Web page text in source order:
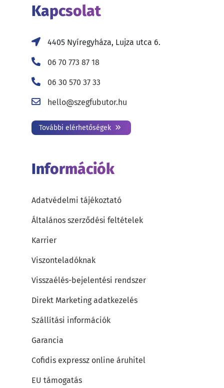
Kapcsolat
4405 Nyíregyháza, Lujza utca 6.
06 70 773 87 18
06 30 570 37 33
hello@szegfubutor.hu
További elérhetőségek
Információk
Adatvédelmi tájékoztató
Általános szerződési feltételek
Karrier
Viszonteladóknak
Visszaélés-bejelentési rendszer
Direkt Marketing adatkezelés
Szállítási információk
Garancia
Cofidis expressz online áruhitel
EU támogatás